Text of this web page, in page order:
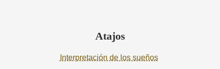
Atajos
Interpretación de los sueños